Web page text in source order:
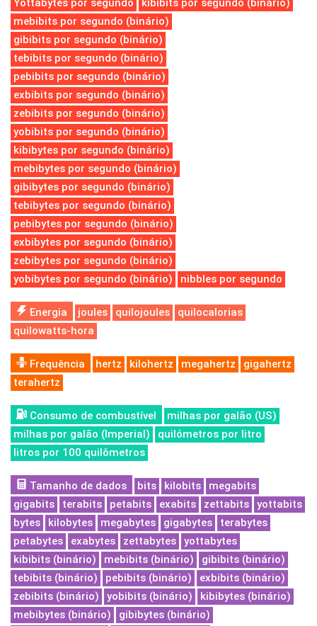
Yottabytes por segundo
kibibits por segundo (binário)
mebibits por segundo (binário)
gibibits por segundo (binário)
tebibits por segundo (binário)
pebibits por segundo (binário)
exbibits por segundo (binário)
zebibits por segundo (binário)
yobibits por segundo (binário)
kibibytes por segundo (binário)
mebibytes por segundo (binário)
gibibytes por segundo (binário)
tebibytes por segundo (binário)
pebibytes por segundo (binário)
exbibytes por segundo (binário)
zebibytes por segundo (binário)
yobibytes por segundo (binário)
nibbles por segundo
Energia joules quilojoules
quilocalorias
quilowatts-hora
Frequência hertz kilohertz megahertz
gigahertz
terahertz
Consumo de combustível
milhas por galão (US)
milhas por galão (Imperial)
quilómetros por litro
litros por 100 quilômetros
Tamanho de dados bits kilobits
megabits
gigabits
terabits petabits exabits zettabits
yottabits
bytes
kilobytes megabytes gigabytes
terabytes
petabytes
exabytes zettabytes
yottabytes
kibibits (binário)
mebibits (binário)
gibibits (binário)
tebibits (binário)
pebibits (binário)
exbibits (binário)
zebibits (binário)
yobibits (binário)
kibibytes (binário)
mebibytes (binário)
gibibytes (binário)